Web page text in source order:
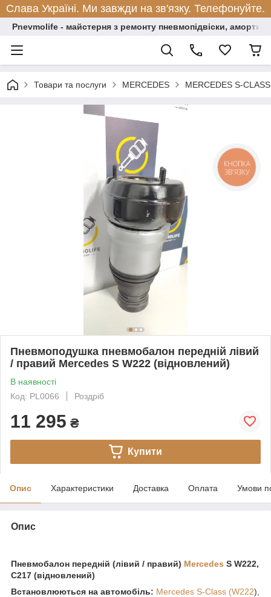
Слава Україні. Ми завжди на зв'язку. Телефонуйте.
Pnevmolife - майстерня з ремонту пневмопідвіски,
Товари та послуги MERCEDES MERCEDES S-
Пневмоподушка пневмобалон передній лівий
/ правий Mercedes S W222 (відновлений)
В наявності
Код: PL0066
Роздріб
11 295 ₴
Купити
Опис Характеристики Доставка Оплата Умови
Опис
Пневмобалон передній (лівий / правий) Mercedes S W222,
C217 (відновлений)
Встановлюються на автомобіль: Mercedes S-Class (W222),
КНОПКА
ЗВ'ЯЗКУ